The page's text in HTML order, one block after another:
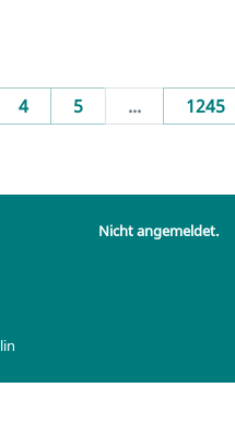
4 5 ... 1245
Nicht angemeldet.